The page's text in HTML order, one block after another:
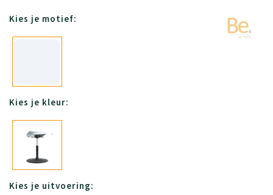
Kies je motief:
Kies je kleur:
Kies je uitvoering: